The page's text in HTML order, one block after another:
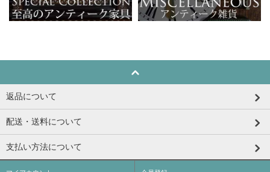
返品について
配送・送料について
支払い方法について